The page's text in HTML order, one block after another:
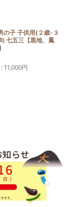
の子 子供用(２歳-３
七五三【黒地、鳳
: 11,000円